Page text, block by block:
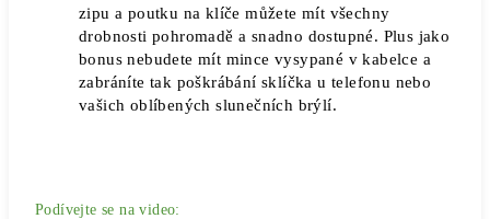
zipu a poutku na klíče můžete mít všechny
drobnosti pohromadě a snadno dostupné. Plus jako
bonus nebudete mít mince vysypané v kabelce a
zabráníte tak poškrábání sklíčka u telefonu nebo
vašich oblíbených slunečních brýlí.
Podívejte se na video: